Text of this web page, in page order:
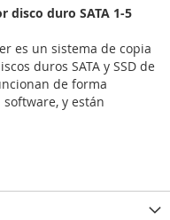
disco duro SATA 1-5
es un sistema de copia
duros SATA y SSD de
de forma
y están